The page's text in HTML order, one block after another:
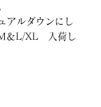
アルダウンにし
＆L/XL　入荷し